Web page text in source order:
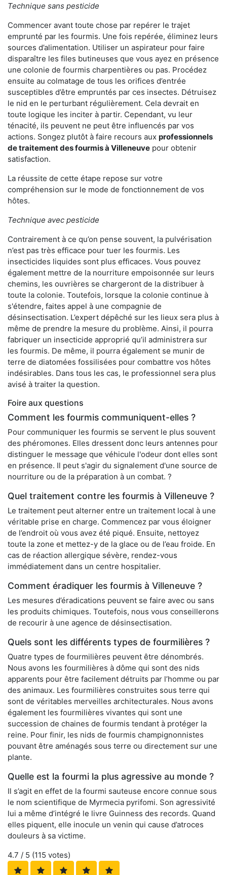
Technique sans pesticide
Commencer avant toute chose par repérer le trajet
emprunté par les fourmis. Une fois repérée, éliminez leurs
sources d’alimentation. Utiliser un aspirateur pour faire
disparaître les files butineuses que vous ayez en présence
une colonie de fourmis charpentières ou pas. Procédez
ensuite au colmatage de tous les orifices d’entrée
susceptibles d’être empruntés par ces insectes. Détruisez
le nid en le perturbant régulièrement. Cela devrait en
toute logique les inciter à partir. Cependant, vu leur
ténacité, ils peuvent ne peut être influencés par vos
actions. Songez plutôt à faire recours aux professionnels
de traitement des fourmis à Villeneuve pour obtenir
satisfaction.
La réussite de cette étape repose sur votre
compréhension sur le mode de fonctionnement de vos
hôtes.
Technique avec pesticide
Contrairement à ce qu’on pense souvent, la pulvérisation
n’est pas très efficace pour tuer les fourmis. Les
insecticides liquides sont plus efficaces. Vous pouvez
également mettre de la nourriture empoisonnée sur leurs
chemins, les ouvrières se chargeront de la distribuer à
toute la colonie. Toutefois, lorsque la colonie continue à
s'étendre, faites appel à une compagnie de
désinsectisation. L’expert dépêché sur les lieux sera plus à
même de prendre la mesure du problème. Ainsi, il pourra
fabriquer un insecticide approprié qu’il administrera sur
les fourmis. De même, il pourra également se munir de
terre de diatomées fossilisées pour combattre vos hôtes
indésirables. Dans tous les cas, le professionnel sera plus
avisé à traiter la question.
Foire aux questions
Comment les fourmis communiquent-elles ?
Pour communiquer les fourmis se servent le plus souvent
des phéromones. Elles dressent donc leurs antennes pour
distinguer le message que véhicule l'odeur dont elles sont
en présence. Il peut s'agir du signalement d'une source de
nourriture ou de la préparation à un combat. ?
Quel traitement contre les fourmis à Villeneuve ?
Le traitement peut alterner entre un traitement local à une
véritable prise en charge. Commencez par vous éloigner
de l’endroit où vous avez été piqué. Ensuite, nettoyez
toute la zone et mettez-y de la glace ou de l’eau froide. En
cas de réaction allergique sévère, rendez-vous
immédiatement dans un centre hospitalier.
Comment éradiquer les fourmis à Villeneuve ?
Les mesures d’éradications peuvent se faire avec ou sans
les produits chimiques. Toutefois, nous vous conseillerons
de recourir à une agence de désinsectisation.
Quels sont les différents types de fourmilières ?
Quatre types de fourmilières peuvent être dénombrés.
Nous avons les fourmilières à dôme qui sont des nids
apparents pour être facilement détruits par l’homme ou par
des animaux. Les fourmilières construites sous terre qui
sont de véritables merveilles architecturales. Nous avons
également les fourmilières vivantes qui sont une
succession de chaines de fourmis tendant à protéger la
reine. Pour finir, les nids de fourmis champignonnistes
pouvant être aménagés sous terre ou directement sur une
plante.
Quelle est la fourmi la plus agressive au monde ?
Il s’agit en effet de la fourmi sauteuse encore connue sous
le nom scientifique de Myrmecia pyrifomi. Son agressivité
lui a même d’intégré le livre Guinness des records. Quand
elles piquent, elle inocule un venin qui cause d’atroces
douleurs à sa victime.
4.7 / 5 (115 votes)